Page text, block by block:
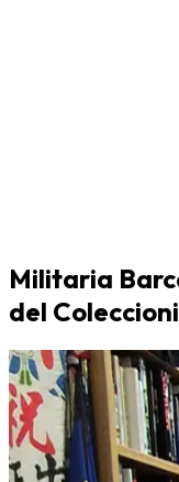
Militaria
del